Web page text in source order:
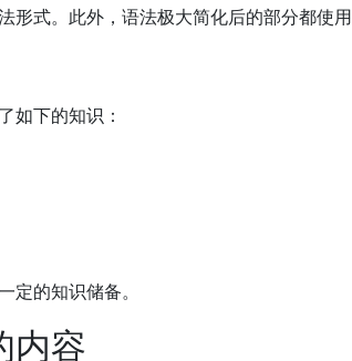
形式。此外，语法极大简化后的部分都使用
如下的知识：
定的知识储备。
内容